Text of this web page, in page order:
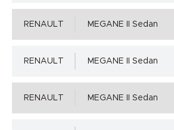
RENAULT MEGANE II Sedan
RENAULT MEGANE II Sedan
RENAULT MEGANE II Sedan